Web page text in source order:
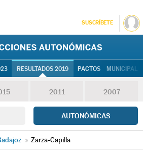
SUSCRÍBETE
RESULTADOS 2019 PACTOS
2011 2007
AUTONÓMICAS
» Zarza-Capilla